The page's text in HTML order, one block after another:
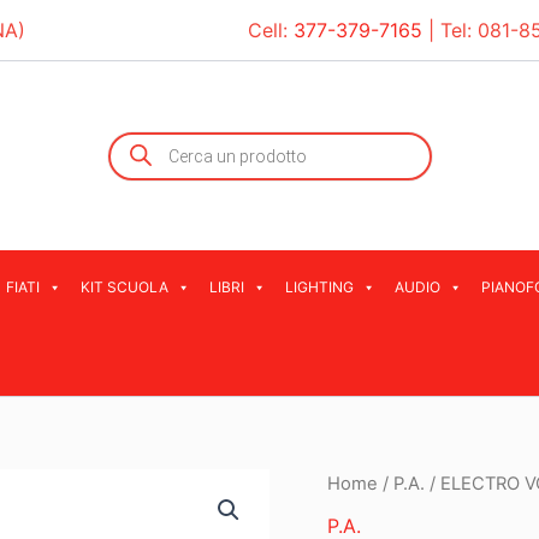
Cell: 377-379-7165 | Tel: 081-
Products
search
FIATI KIT SCUOLA LIBRI LIGHTING AUDIO
Home / P.A. / ELECTRO
P.A.